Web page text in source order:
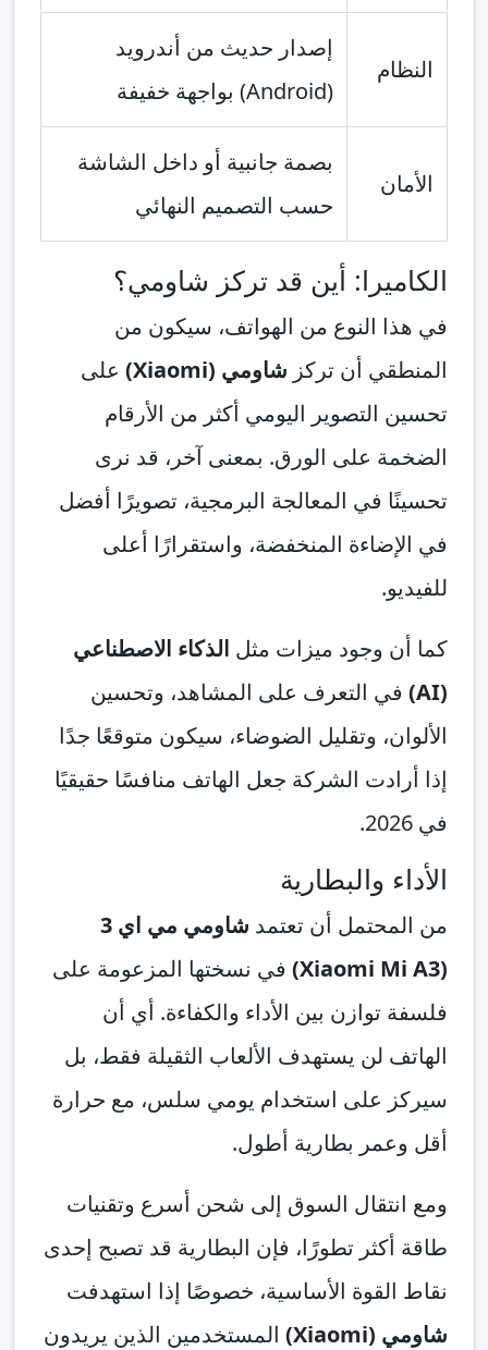
النظام
إصدار حديث من أندرويد
(Android) بواجهة خفيفة
الأمان
بصمة جانبية أو داخل الشاشة
حسب التصميم النهائي
الكاميرا: أين قد تركز شاومي؟
في هذا النوع من الهواتف، سيكون من
المنطقي أن تركز شاومي (Xiaomi)
على
تحسين التصوير اليومي أكثر من الأرقام
الضخمة على الورق. بمعنى آخر، قد نرى
تحسينًا في المعالجة البرمجية، تصويرًا أفضل
في الإضاءة المنخفضة، واستقرارًا أعلى
للفيديو.
كما أن وجود ميزات مثل الذكاء الاصطناعي
(AI)
في التعرف على المشاهد، وتحسين
الألوان، وتقليل الضوضاء، سيكون متوقعًا جدًا
إذا أرادت الشركة جعل الهاتف منافسًا حقيقيًا
في 2026.
الأداء والبطارية
من المحتمل أن تعتمد
شاومي مي اي 3
(Xiaomi Mi A3)
في نسختها المزعومة على
فلسفة توازن بين الأداء والكفاءة. أي أن
الهاتف لن يستهدف الألعاب الثقيلة فقط، بل
سيركز على استخدام يومي سلس، مع حرارة
أقل وعمر بطارية أطول.
ومع انتقال السوق إلى شحن أسرع وتقنيات
طاقة أكثر تطورًا، فإن البطارية قد تصبح إحدى
نقاط القوة الأساسية، خصوصًا إذا استهدفت
شاومي (Xiaomi)
المستخدمين الذين يريدون